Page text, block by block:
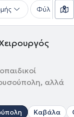
Φύλο
αλλά
Καβάλα